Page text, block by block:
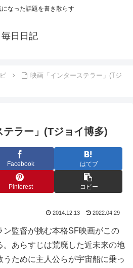
なった話題を書き散らす
毎日日記
映画「インターステラー」(Tジ
テラー」(Tジョイ博多)
Facebook はてブ
Pinterest コピー
2014.12.13 2022.04.29
ン監督が挑む本格SF映画がこの
。あらすじは荒廃した近未来の地
ために主人公らが宇宙船に乗っ